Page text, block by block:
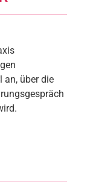
an, über die